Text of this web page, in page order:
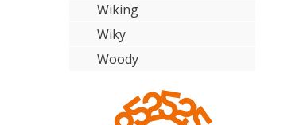
Wiking
Wiky
Woody